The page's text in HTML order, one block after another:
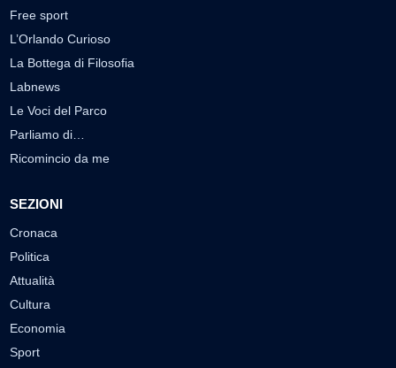
Free sport
L’Orlando Curioso
La Bottega di Filosofia
Labnews
Le Voci del Parco
Parliamo di…
Ricomincio da me
SEZIONI
Cronaca
Politica
Attualità
Cultura
Economia
Sport